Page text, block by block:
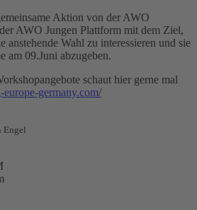
Aktion von der AWO
AWO Jungen Plattform mit dem Ziel,
anstehende Wahl zu interessieren und sie
am 09.Juni abzugeben.
schaut hier gerne mal
germany.com/
Engel